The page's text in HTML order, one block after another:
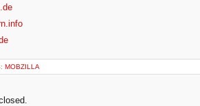
MOBZILLA